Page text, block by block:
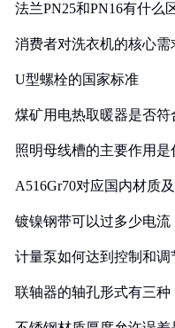
法兰PN25和PN16有什么
消费者对洗衣机的核心需
U型螺栓的国家标准
煤矿用电热取暖器是否
照明母线槽的主要作用是
A516Gr70对应国内材质
镀镍钢带可以过多少电流
计量泵如何达到控制和调
联轴器的轴孔形式有三种